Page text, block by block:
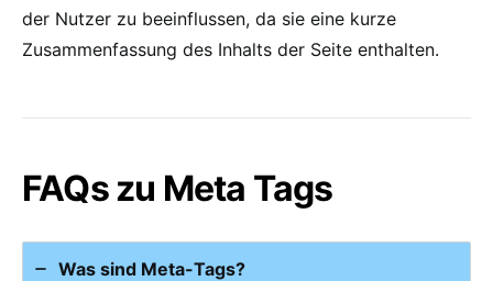
der Nutzer zu beeinflussen, da sie eine kurze
Zusammenfassung des Inhalts der Seite enthalten.
FAQs zu Meta Tags
Was sind Meta-Tags?